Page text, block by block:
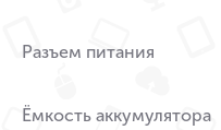
Разъем питания
Ёмкость аккумулятора